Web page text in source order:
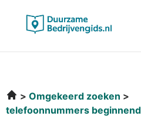
Omgekeerd zoeken
telefoonnummers